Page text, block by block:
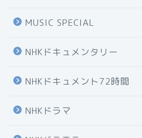
MUSIC SPECIAL
NHKドキュメンタリー
NHKドキュメント72時間
NHKドラマ